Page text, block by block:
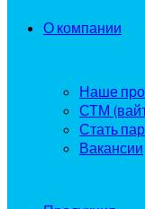
О компании
Наше
СТМ
Стать
Вакансии